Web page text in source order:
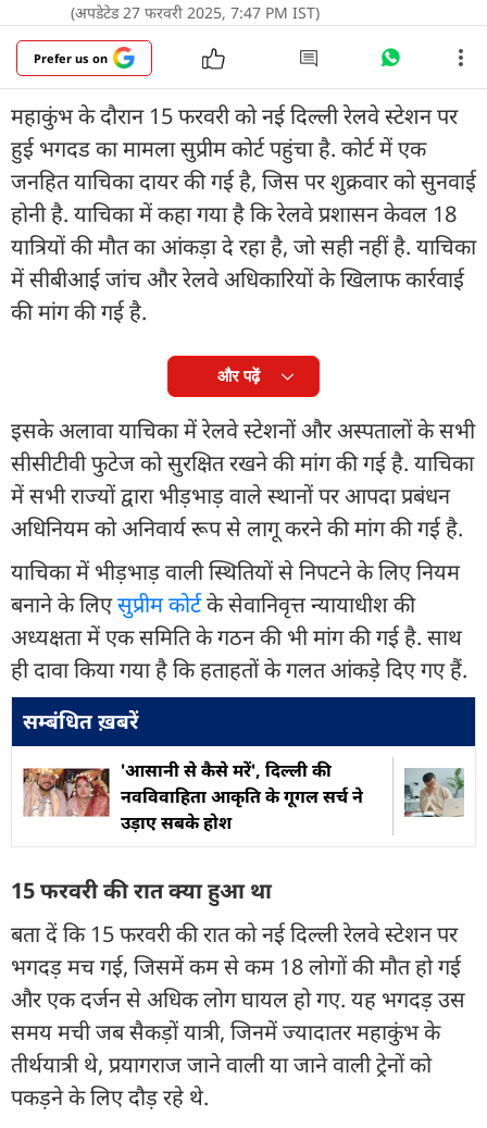
(अपडेटेड 27 फरवरी 2025, 7:47 PM IST)
Prefer us on
महाकुंभ के दौरान 15 फरवरी को नई दिल्ली रेलवे स्टेशन पर
हुई भगदड का मामला सुप्रीम कोर्ट पहुंचा है. कोर्ट में एक
जनहित याचिका दायर की गई है, जिस पर शुक्रवार को सुनवाई
होनी है. याचिका में कहा गया है कि रेलवे प्रशासन केवल 18
यात्रियों की मौत का आंकड़ा दे रहा है, जो सही नहीं है. याचिका
में सीबीआई जांच और रेलवे अधिकारियों के खिलाफ कार्रवाई
की मांग की गई है.
और पढ़ें
इसके अलावा याचिका में रेलवे स्टेशनों और अस्पतालों के सभी
सीसीटीवी फुटेज को सुरक्षित रखने की मांग की गई है. याचिका
में सभी राज्यों द्वारा भीड़भाड़ वाले स्थानों पर आपदा प्रबंधन
अधिनियम को अनिवार्य रूप से लागू करने की मांग की गई है.
याचिका में भीड़भाड़ वाली स्थितियों से निपटने के लिए नियम
बनाने के लिएसुप्रीम कोर्टके सेवानिवृत्त न्यायाधीश की
अध्यक्षता में एक समिति के गठन की भी मांग की गई है. साथ
ही दावा किया गया है कि हताहतों के गलत आंकड़े दिए गए हैं.
सम्बंधित ख़बरें
'आसानी से कैसे मरें', दिल्ली की
नवविवाहिता आकृति के गूगल सर्च ने
उड़ाए सबके होश
15 फरवरी की रात क्या हुआ था
बता दें कि 15 फरवरी की रात को नई दिल्ली रेलवे स्टेशन पर
भगदड़ मच गई, जिसमें कम से कम 18 लोगों की मौत हो गई
और एक दर्जन से अधिक लोग घायल हो गए. यह भगदड़ उस
समय मची जब सैकड़ों यात्री, जिनमें ज्यादातर महाकुंभ के
तीर्थयात्री थे, प्रयागराज जाने वाली या जाने वाली ट्रेनों को
पकड़ने के लिए दौड़ रहे थे.